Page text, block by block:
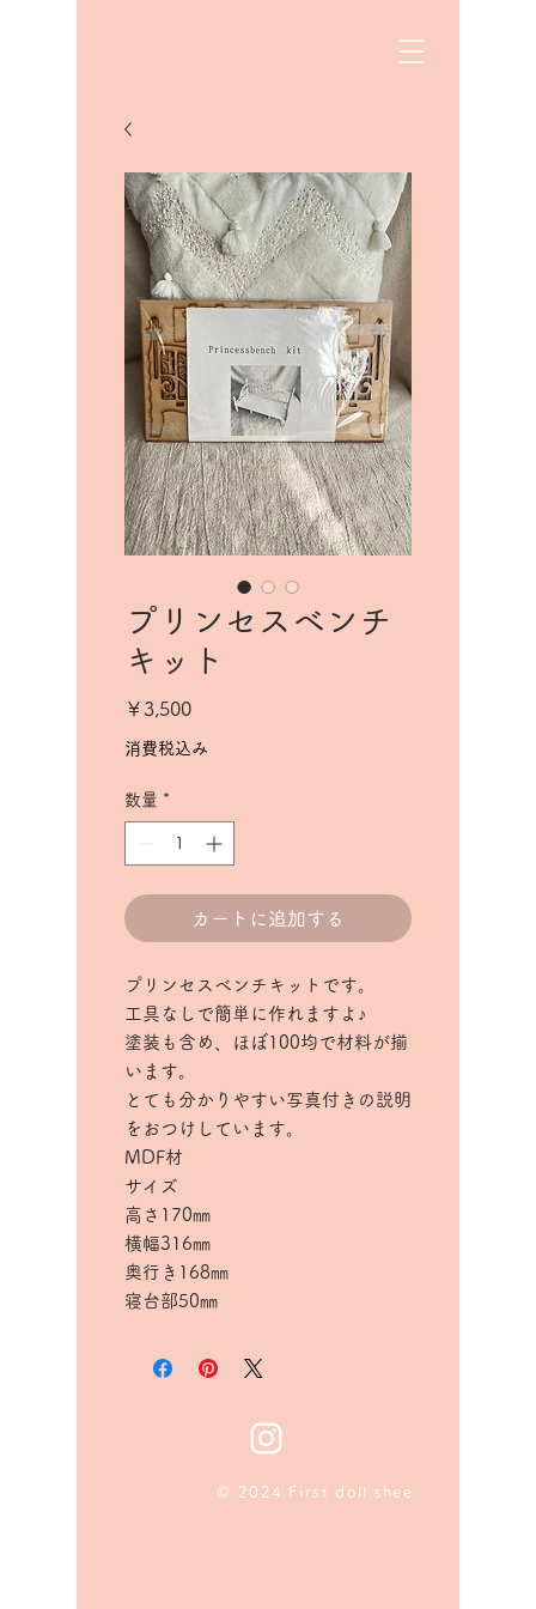
プリンセスベンチ
キット
￥3,500価
格
消費税込み
数量 *
カートに追加する
プリンセスベンチキットです。
工具なしで簡単に作れますよ♪
塗装も含め、ほぼ100均で材料が揃
います。
とても分かりやすい写真付きの説明
をおつけしています。
MDF材
サイズ
高さ170㎜
横幅316㎜
奥行き168㎜
寝台部50㎜
© 2024 First doll shee